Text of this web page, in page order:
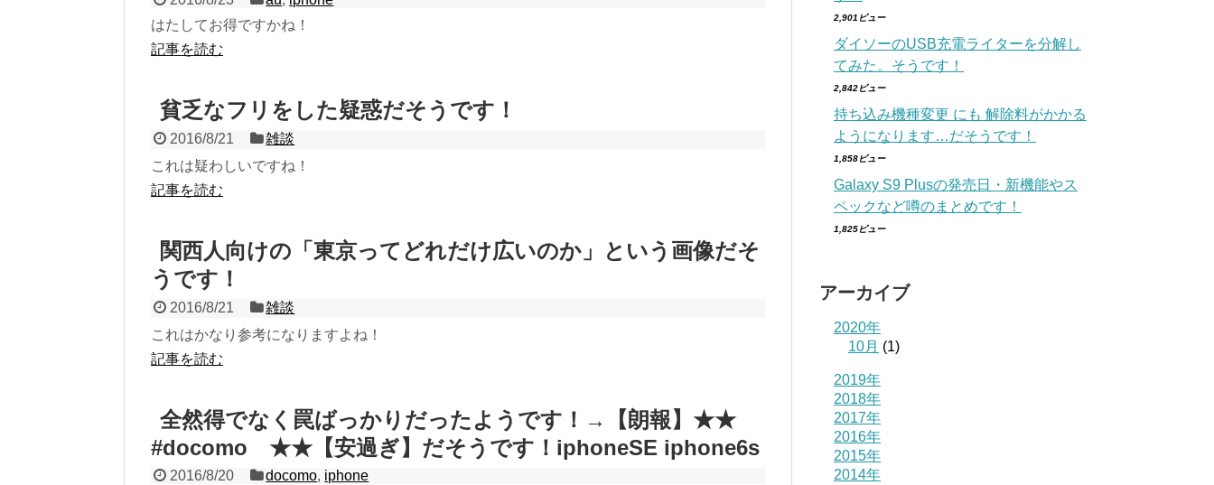
はたしてお得ですかね！
記事を読む
貧乏なフリをした疑惑だそうです！
2016/8/21
雑談
これは疑わしいですね！
記事を読む
関西人向けの「東京ってどれだけ広いのか」という画像だそ
うです！
2016/8/21
雑談
これはかなり参考になりますよね！
記事を読む
全然得でなく罠ばっかりだったようです！→【朗報】★★
#docomo ★★【安過ぎ】だそうです！iphoneSE iphone6s
2016/8/20 docomo, iphone
2,901ビュー
ダイソーのUSB充電ライターを分解し
てみた。そうです！
2,842ビュー
持ち込み機種変更 にも 解除料がかかる
ようになります…だそうです！
1,858ビュー
Galaxy S9 Plusの発売日・新機能やス
ペックなど噂のまとめです！
1,825ビュー
アーカイブ
2020年
10月 (1)
2019年
2018年
2017年
2016年
2015年
2014年